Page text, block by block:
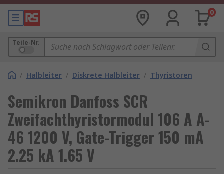
0
Teile-Nr.
/ Halbleiter / Diskrete Halbleiter / Thyristoren
Semikron Danfoss SCR
Zweifachthyristormodul 106 A A-
46 1200 V, Gate-Trigger 150 mA
2.25 kA 1.65 V